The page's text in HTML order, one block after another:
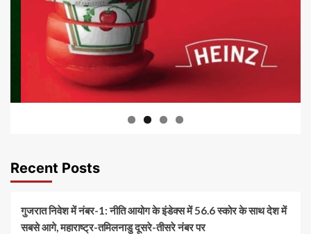
Recent Posts
गुजरात निवेश में नंबर-1: नीति आयोग के इंडेक्स में 56.6 स्कोर के साथ देश में
सबसे आगे, महाराष्ट्र-तमिलनाडु दूसरे-तीसरे नंबर पर